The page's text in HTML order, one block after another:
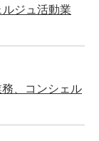
ルジュ活動業
務、コンシェル